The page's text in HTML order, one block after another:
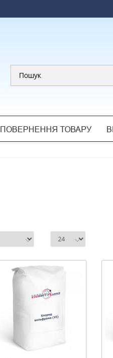
ПОВЕРНЕННЯ ТОВАРУ